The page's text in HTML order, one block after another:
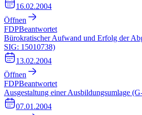
16.02.2004
Öffnen
FDPBeantwortet
Bürokratischer Aufwand und Erfolg der
SIG: 15010738)
13.02.2004
Öffnen
FDPBeantwortet
Ausgestaltung einer Ausbildungsumlage
07.01.2004